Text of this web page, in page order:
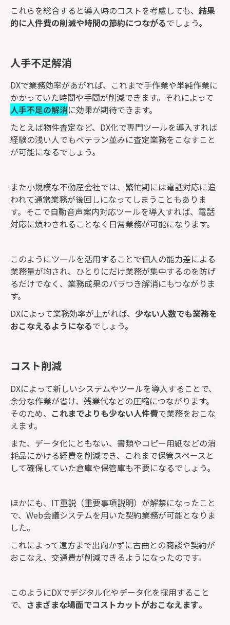
これらを総合すると導入時のコストを考慮しても、 結果
的に人件費の削減や時間の節約につながるでしょう。
人手不足解消
DXで業務効率があがれば、これまで手作業や単純作業に
かかっていた時間や手間が削減できます。それによって
人手不足の解消に効果が期待できます。
たとえば物件査定など、DX化で専門ツールを導入すれば
経験の浅い人でもベテラン並みに査定業務をこなすこと
が可能になるでしょう。
また小規模な不動産会社では、繁忙期には電話対応に追
われて通常業務が後回しになってしまうこともありま
す。そこで自動音声案内対応ツールを導入すれば、電話
対応に煩わされることなく日常業務が可能になります。
このようにツールを活用することで個人の能力差による
業務量が均され、ひとりにだけ業務が集中するのを防げ
るだけでなく、業務成果のバラつき解消にもつながりま
す。
DXによって業務効率が上がれば、 少ない人数でも業務を
おこなえるようになるでしょう。
コスト削減
DXによって新しいシステムやツールを導入することで、
余分な作業が省け、残業代などの圧縮につながります。
そのため、 これまでよりも少ない人件費で業務をおこな
えます。
また、データ化にともない、書類やコピー用紙などの消
耗品にかける経費を削減でき、これまで保管スペースと
して確保していた倉庫や保管庫も不要になるでしょう。
ほかにも、IT重説（重要事項説明）が解禁になったこと
で、Web会議システムを用いた契約業務が可能となりま
した。
これによって遠方まで出向かずに古曲との商談や契約が
おこなえ、交通費が削減できるようになったのです。
このようにDXでデジタル化やデータ化を採用すること
で、 さまざまな場面でコストカットがおこなえます。